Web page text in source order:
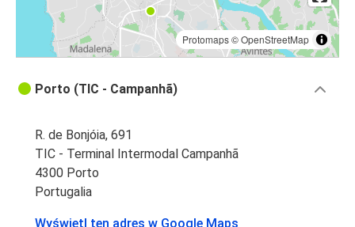
Protomaps©OpenStreetMap
Porto (TIC - Campanhã)
R. de Bonjóia, 691
TIC - Terminal Intermodal Campanhã
4300 Porto
Portugalia
Wyświetl ten adres w Google Maps